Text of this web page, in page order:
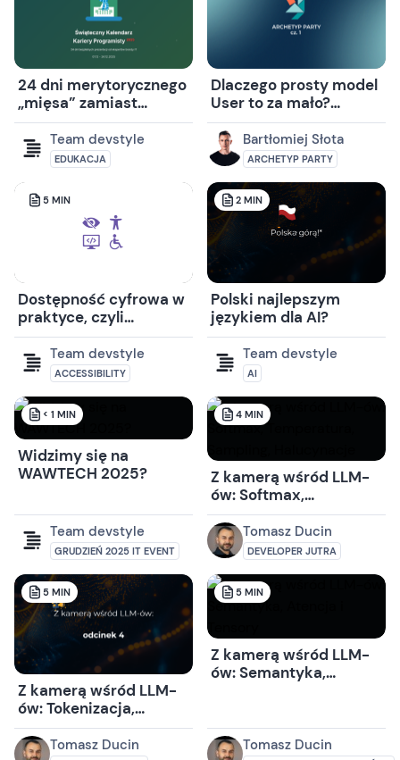
24 dni merytorycznego
„mięsa” zamiast
czekoladek
Team devstyle
EDUKACJA
Dlaczego prosty model
User to za mało?
Archetyp Party w
praktyce (cz. 1)
Bartłomiej Słota
ARCHETYP PARTY
5 MIN
Dostępność cyfrowa w
praktyce, czyli
technologia dla
wszystkich
Team devstyle
ACCESSIBILITY
2 MIN
Polski najlepszym
językiem dla AI?
Team devstyle
AI
< 1 MIN
Widzimy się na
WAWTECH 2025?
Team devstyle
GRUDZIEŃ 2025 IT EVENT
4 MIN
Z kamerą wśród LLM-
ów: Softmax,
Temperatura,
Sampling, Halucynacje
Tomasz Ducin
DEVELOPER JUTRA
5 MIN
Z kamerą wśród LLM-
ów: Tokenizacja,
Wektory Embeddingu,
„Wiedza” modelu i
Tomasz Ducin
5 MIN
Z kamerą wśród LLM-
ów: Semantyka,
Tomasz Ducin